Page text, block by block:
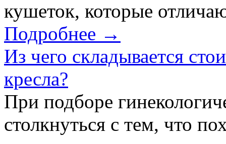
кушеток, которые
Подробнее →
Из чего складывается
кресла?
При подборе
столкнуться с тем, что